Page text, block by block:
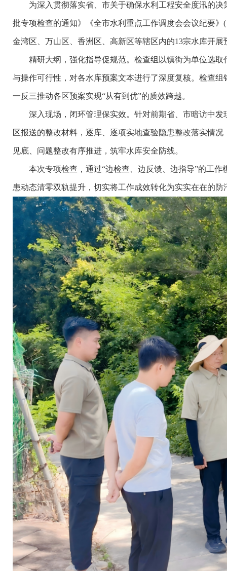
为深入贯彻落实省、市关于确保水利工程安全度汛的决
批专项检查的通知》《全市水利重点工作调度会会议纪要
金湾区、万山区、香洲区、高新区等辖区内的13宗水库开
精研大纲，强化指导促规范。检查组以镇街为单位选取
与操作可行性，对各水库预案文本进行了深度复核。检查
一反三推动各区预案实现“从有到优”的质效跨越。
深入现场，闭环管理保实效。针对前期省、市暗访中发
区报送的整改材料，逐库、逐项实地查验隐患整改落实情
见底、问题整改有序推进，筑牢水库安全防线。
本次专项检查，通过“边检查、边反馈、边指导”的工作
患动态清零双轨提升，切实将工作成效转化为实实在在的